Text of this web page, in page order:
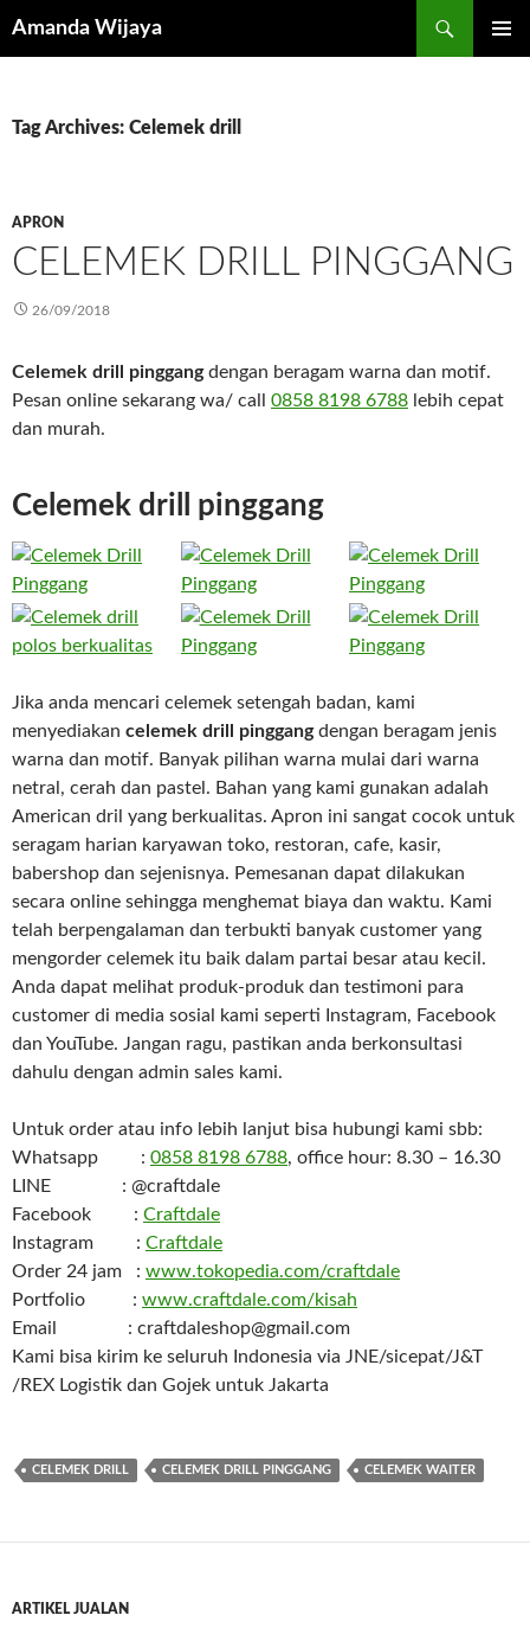
Amanda Wijaya
Tag Archives: Celemek drill
APRON
CELEMEK DRILL PINGGANG
26/09/2018
Celemek drill pinggangdengan beragam warna dan motif.
Pesan online sekarang wa/ call 0858 8198 6788 lebih cepat
dan murah.
Celemek drill pinggang
Jika anda mencari celemek setengah badan, kami
menyediakan celemek drill pinggangdengan beragam jenis
warna dan motif. Banyak pilihan warna mulai dari warna
netral, cerah dan pastel. Bahan yang kami gunakan adalah
American dril yang berkualitas. Apron ini sangat cocok untuk
seragam harian karyawan toko, restoran, cafe, kasir,
babershop dan sejenisnya. Pemesanan dapat dilakukan
secara online sehingga menghemat biaya dan waktu. Kami
telah berpengalaman dan terbukti banyak customer yang
mengorder celemek itu baik dalam partai besar atau kecil.
Anda dapat melihat produk-produk dan testimoni para
customer di media sosial kami seperti Instagram, Facebook
dan YouTube. Jangan ragu, pastikan anda berkonsultasi
dahulu dengan admin sales kami.
Untuk order atau info lebih lanjut bisa hubungi kami sbb:
Whatsapp : 0858 8198 6788, office hour: 8.30 – 16.30
LINE : @craftdale
Facebook : Craftdale
Instagram : Craftdale
Order 24 jam : www.tokopedia.com/craftdale
Portfolio : www.craftdale.com/kisah
Email : craftdaleshop@gmail.com
Kami bisa kirim ke seluruh Indonesia via JNE/sicepat/J&T
/REX Logistik dan Gojek untuk Jakarta
CELEMEK DRILL CELEMEK DRILL PINGGANG CELEMEK WAITER
ARTIKEL JUALAN